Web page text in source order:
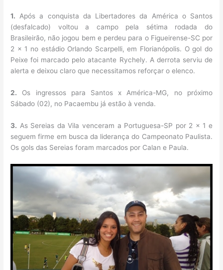
1. Após a conquista da Libertadores da América o Santos
(desfalcado) voltou a campo pela sétima rodada do
Brasileirão, não jogou bem e perdeu para o Figueirense-SC por
2 x 1 no estádio Orlando Scarpelli, em Florianópolis. O gol do
Peixe foi marcado pelo atacante Rychely. A derrota serviu de
alerta e deixou claro que necessitamos reforçar o elenco.
2. Os ingressos para Santos x América-MG, no próximo
Sábado (02), no Pacaembu já estão à venda.
3. As Sereias da Vila venceram a Portuguesa-SP por 2 x 1 e
seguem firme em busca da liderança do Campeonato Paulista.
Os gols das Sereias foram marcados por Calan e Paula.